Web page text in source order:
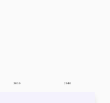
2030 2040